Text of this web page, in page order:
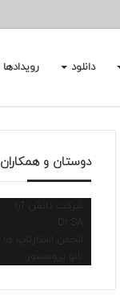
دانلود رویدادها
دوستان و همکاران
شرکت دانش آرا
انجمن استارتاپ ها
نانو پروسسور